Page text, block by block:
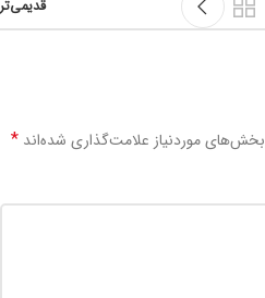
قدیمی‌تر
بخش‌های موردنیاز علامت‌گذاری شده‌اند *